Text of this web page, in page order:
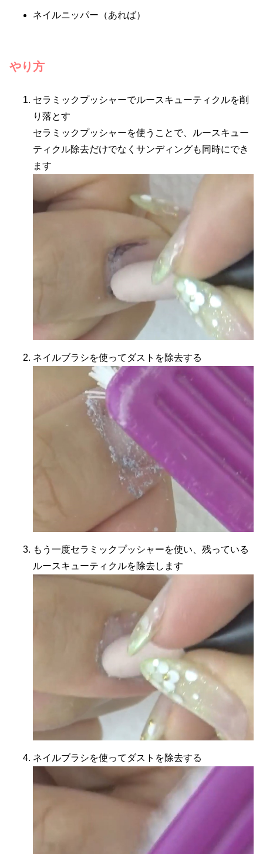
ネイルニッパー（あれば）
やり方
セラミックプッシャーでルースキューティクルを削
り落とす
セラミックプッシャーを使うことで、ルースキュー
ティクル除去だけでなくサンディングも同時にでき
ます
ネイルブラシを使ってダストを除去する
もう一度セラミックプッシャーを使い、残っている
ルースキューティクルを除去します
ネイルブラシを使ってダストを除去する